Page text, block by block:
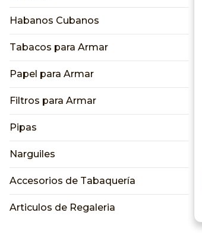
Habanos Cubanos
Tabacos para Armar
Papel para Armar
Filtros para Armar
Pipas
Narguiles
Accesorios de Tabaquería
Articulos de Regaleria